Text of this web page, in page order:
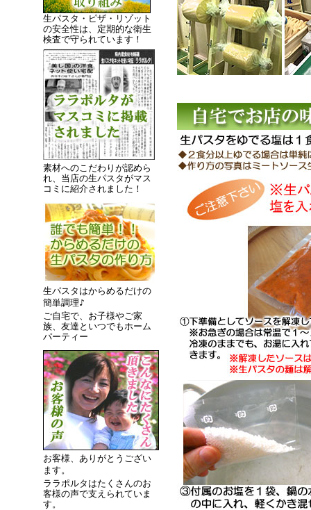
生パスタ・ピザ・リゾット
の安全性は、定期的な衛生
検査で守られています！
素材へのこだわりが認めら
れ、当店の生パスタがマス
コミに紹介されました！
生パスタはからめるだけの
簡単調理♪
ご自宅で、お子様やご家
族、友達といつでもホーム
パーティー
お客様、ありがとうござい
ます。
ララポルタはたくさんのお
客様の声で支えられていま
す。